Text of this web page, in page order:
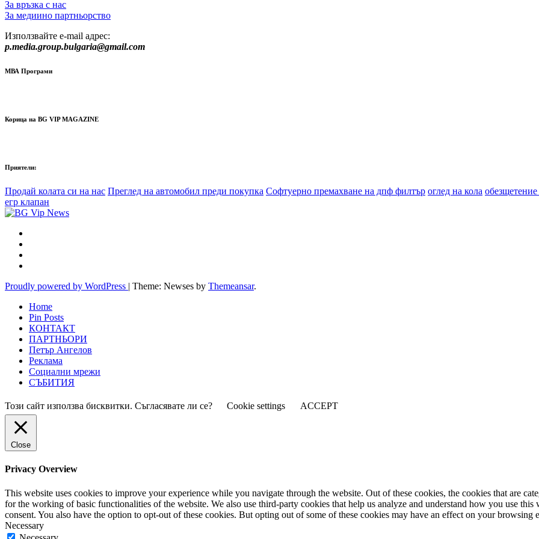
За връзка с нас
За медиино партньорство
Използвайте e-mail адрес:
p.media.group.bulgaria@gmail.com
МВА Програми
Корица на BG VIP MAGAZINE
Приятели:
Продай колата си на нас Преглед на автомобил преди покупка Софтуерно премахване на дпф филтър оглед на кола
егр клапан
Proudly powered by WordPress | Theme: Newses by Themeansar.
Home
Pin Posts
КОНТАКТ
ПАРТНЬОРИ
Петър Ангелов
Реклама
Социални мрежи
СЪБИТИЯ
Този сайт използва бисквитки. Съгласявате ли се? Cookie settings ACCEPT
Close
Privacy Overview
This website uses cookies to improve your experience while you navigate through the website. Out of these cookies, the cookies that are
for the working of basic functionalities of the website. We also use third-party cookies that help us analyze and understand how you use
consent. You also have the option to opt-out of these cookies. But opting out of some of these cookies may have an effect on your browsing
Necessary